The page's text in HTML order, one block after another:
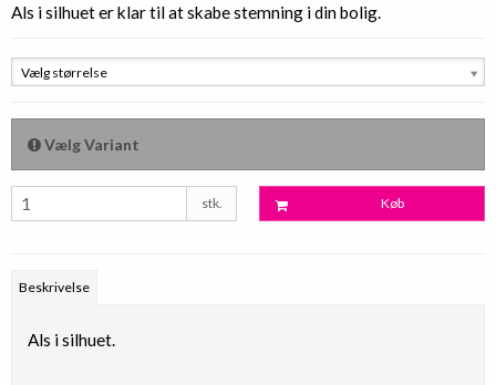
Als i silhuet er klar til at skabe stemning i din bolig.
Vælg størrelse
Vælg Variant
stk. Køb
Beskrivelse
Als i silhuet.